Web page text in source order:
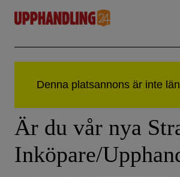
content
Är du vår nya
Inköpare/